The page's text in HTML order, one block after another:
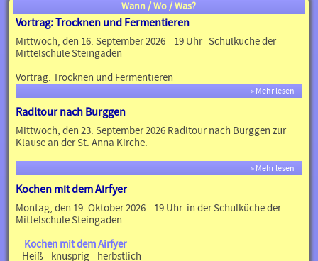
Wann / Wo / Was?
Vortrag: Trocknen und Fermentieren
Mittwoch, den 16. September 2026 19 Uhr Schulküche der
Mittelschule Steingaden
Vortrag: Trocknen und Fermentieren
» Mehr lesen
Radltour nach Burggen
Mittwoch, den 23. September 2026 Radltour nach Burggen zur
Klause an der St. Anna Kirche.
» Mehr lesen
Kochen mit dem Airfyer
Montag, den 19. Oktober 2026 19 Uhr in der Schulküche der
Mittelschule Steingaden
Kochen mit dem Airfyer
Heiß - knusprig - herbstlich